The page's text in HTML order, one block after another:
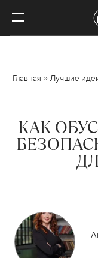
Главная »Лучшие
КАК